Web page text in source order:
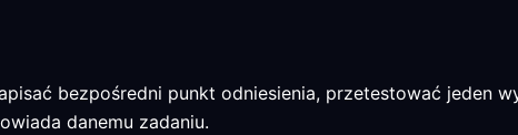
bezpośredni punkt odniesienia, przetestować jeden
danemu zadaniu.